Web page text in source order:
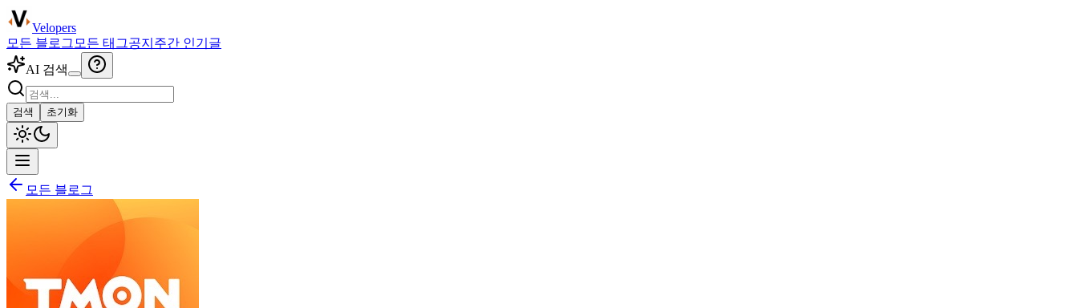
Velopers
모든 블로그 모든 태그공지 주간 인기글
AI 검색
검색 초기화
모든 블로그